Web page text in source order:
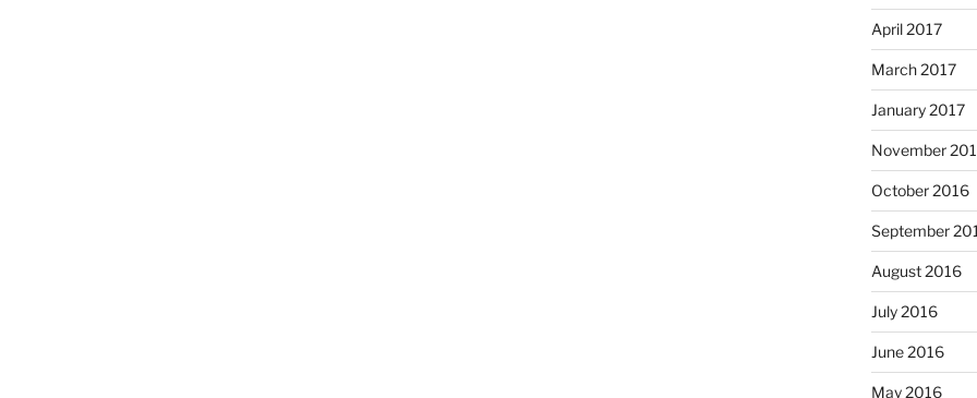
April 2017
March 2017
January 2017
November
October 2016
September
August 2016
July 2016
June 2016
May 2016